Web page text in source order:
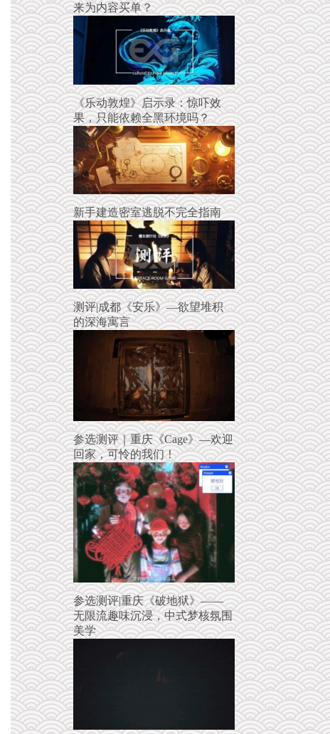
来为内容买单？
《乐动敦煌》启示录：惊吓效
果，只能依赖全黑环境吗？
新手建造密室逃脱不完全指南
测评|成都《安乐》—欲望堆积
的深海寓言
参选测评｜重庆《Cage》—欢迎
回家，可怜的我们！
参选测评|重庆《破地狱》——
无限流趣味沉浸，中式梦核氛围
美学